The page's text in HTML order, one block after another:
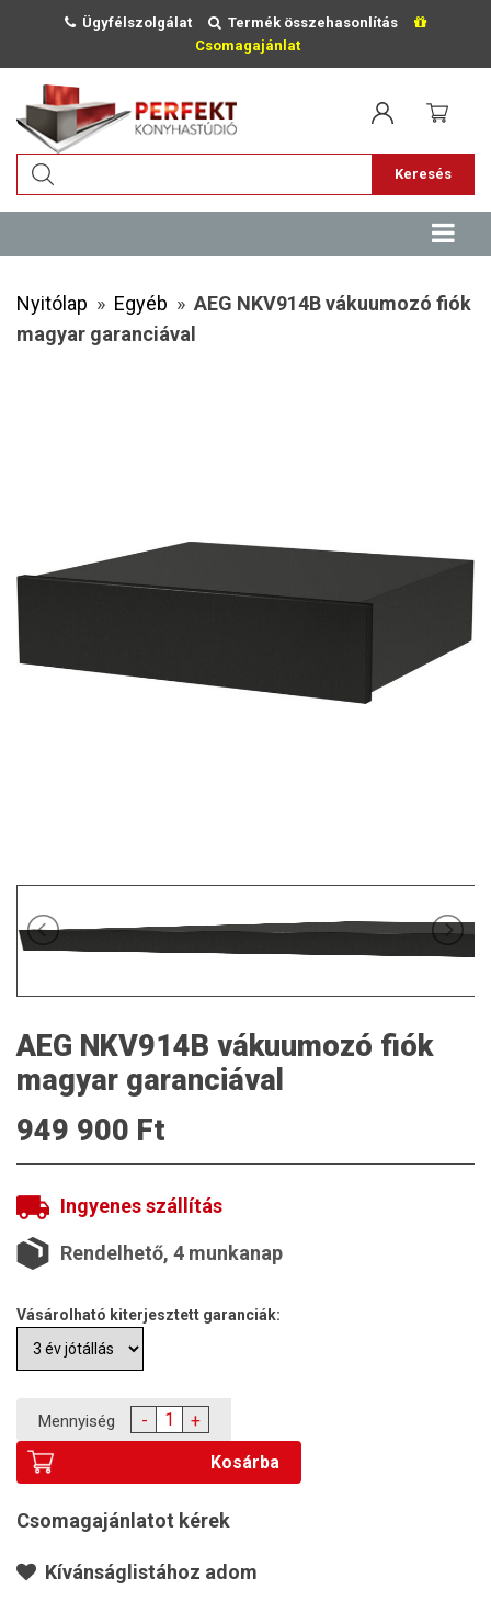
Ügyfélszolgálat
Termék összehasonlítás
Csomagajánlat
Keresés
Nyitólap » Egyéb » AEG NKV914B vákuumozó fiók
magyar garanciával
AEG NKV914B vákuumozó fiók
magyar garanciával
949 900 Ft
Ingyenes szállítás
Rendelhető, 4 munkanap
Vásárolható kiterjesztett garanciák:
Mennyiség -
+
Kosárba
Csomagajánlatot kérek
Kívánságlistához adom